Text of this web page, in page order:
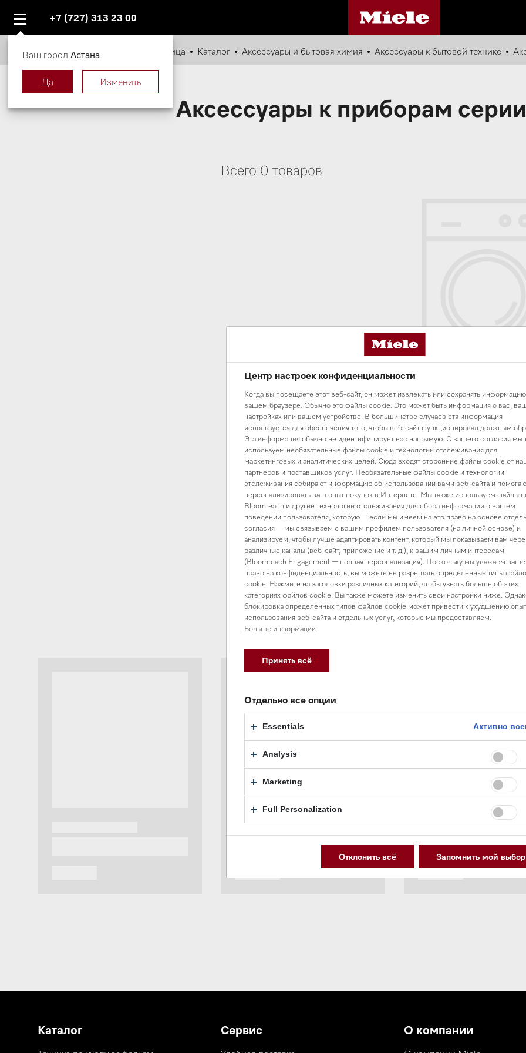
+7 (727) 313 23 00
Главная страница Каталог Аксессуары и бытовая химия Аксессуары к бытовой технике
Аксессуары к приборам
Всего 0 товаров
Вы можете начать свой выбор сглавной
Центр настроек конфиденциальности
Когда вы посещаете этот веб-сайт, он может извлекать или сохранять
вашем браузере. Обычно это файлы cookie. Это может быть информация о вас,
настройках или вашем устройстве. В большинстве случаев эта информация
используется для обеспечения того, чтобы веб-сайт функционировал должным
Эта информация обычно не идентифицирует вас напрямую. С вашего согласия мы
используем необязательные файлы cookie и технологии отслеживания для
маркетинговых и аналитических целей. Сюда входят сторонние файлы cookie от
партнеров и поставщиков услуг. Необязательные файлы cookie и технологии
отслеживания собирают информацию об использовании вами веб-сайта и
персонализировать ваш опыт покупок в Интернете. Мы также используем файлы
Bloomreach и другие технологии отслеживания для сбора информации о вашем
поведении пользователя, которую — если мы имеем на это право на основе
согласия — мы связываем с вашим профилем пользователя (на личной основе) и
анализируем, чтобы лучше адаптировать контент, который мы показываем вам
различные каналы (веб-сайт, приложение и т. д.), к вашим личным интересам
(Bloomreach Engagement — полная персонализация). Поскольку мы уважаем ваше
право на конфиденциальность, вы можете не разрешать определенные типы
cookie. Нажмите на заголовки различных категорий, чтобы узнать больше об этих
категориях файлов cookie. Вы также можете изменить свои настройки ниже.
блокировка определенных типов файлов cookie может привести к ухудшению
использования веб-сайта и отдельных услуг, которые мы предоставляем.
Больше информации
Принять всё
Отдельно все опции
Essentials Активно
Analysis
Marketing
Full Personalization
Отклонить всё Запомнить мой выбор
Каталог Сервис О компании
Ваш город Астана
Да Изменить